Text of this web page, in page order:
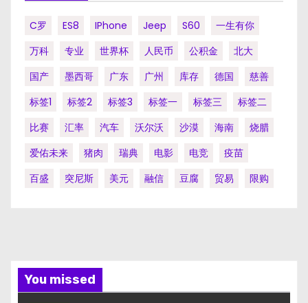
C罗 ES8 IPhone Jeep S60
一生有你
万科
专业 世界杯 人民币 公积金
北大
国产
墨西哥 广东 广州 库存 德国
慈善
标签1
标签2 标签3 标签一 标签三
标签二
比赛
汇率 汽车 沃尔沃 沙漠 海南
烧腊
爱佑未来
猪肉 瑞典 电影 电竞
疫苗
百盛
突尼斯 美元 融信 豆腐 贸易 限购
You missed